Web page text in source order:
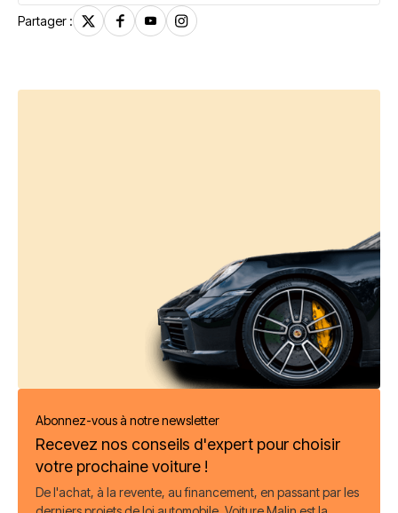
Partager :
Abonnez-vous à notre newsletter
Recevez nos conseils d'expert pour choisir
votre prochaine voiture !
De l'achat, à la revente, au financement, en passant par les